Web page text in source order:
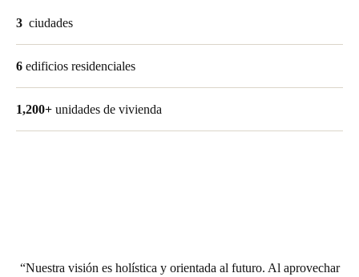
3 ciudades
6 edificios residenciales
1,200+ unidades de vivienda
Nuestra visión es holística y orientada al futuro. Al aprovechar